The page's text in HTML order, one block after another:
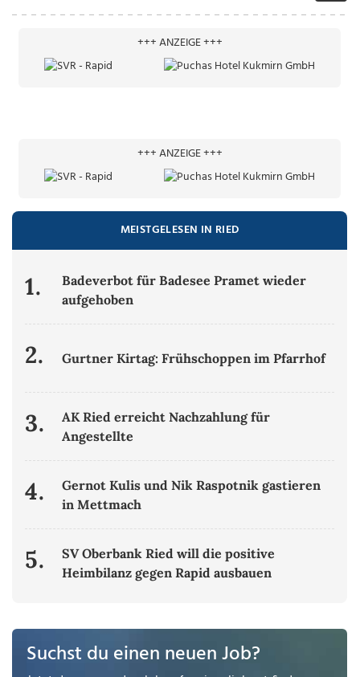
+++ ANZEIGE +++
+++ ANZEIGE +++
MEISTGELESEN IN RIED
1.
Badeverbot für Badesee Pramet wieder
aufgehoben
2. Gurtner Kirtag: Frühschoppen im Pfarrhof
3.
AK Ried erreicht Nachzahlung für
Angestellte
4.
Gernot Kulis und Nik Raspotnik gastieren
in Mettmach
5.
SV Oberbank Ried will die positive
Heimbilanz gegen Rapid ausbauen
Suchst du einen neuen Job?